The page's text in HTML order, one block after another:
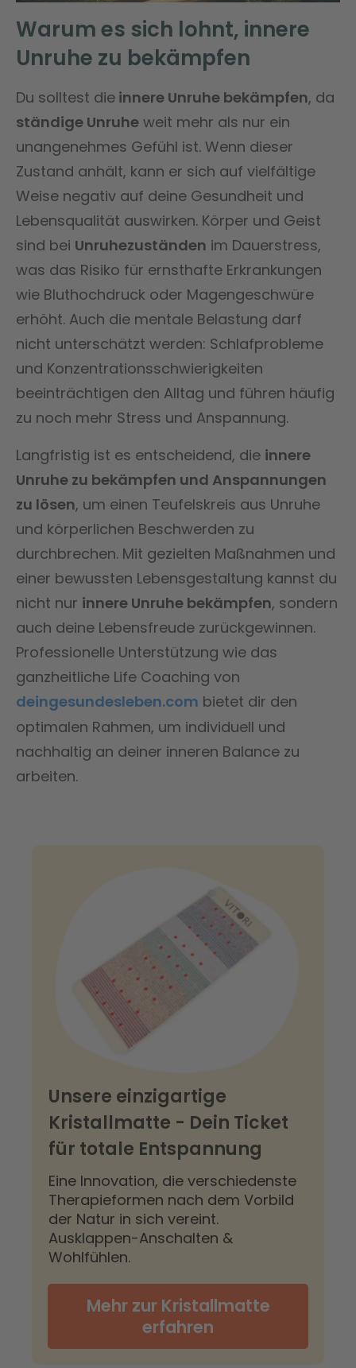
Warum es sich lohnt, innere
Unruhe zu bekämpfen
Du solltest die innere Unruhe bekämpfen, da
ständige Unruhe weit mehr als nur ein
unangenehmes Gefühl ist. Wenn dieser
Zustand anhält, kann er sich auf vielfältige
Weise negativ auf deine Gesundheit und
Lebensqualität auswirken. Körper und Geist
sind bei Unruhezuständen im Dauerstress,
was das Risiko für ernsthafte Erkrankungen
wie Bluthochdruck oder Magengeschwüre
erhöht. Auch die mentale Belastung darf
nicht unterschätzt werden: Schlafprobleme
und Konzentrationsschwierigkeiten
beeinträchtigen den Alltag und führen häufig
zu noch mehr Stress und Anspannung.
Langfristig ist es entscheidend, die innere
Unruhe zu bekämpfen und Anspannungen
zu lösen, um einen Teufelskreis aus Unruhe
und körperlichen Beschwerden zu
durchbrechen. Mit gezielten Maßnahmen und
einer bewussten Lebensgestaltung kannst du
nicht nur innere Unruhe bekämpfen, sondern
auch deine Lebensfreude zurückgewinnen.
Professionelle Unterstützung wie das
ganzheitliche Life Coaching von
deingesundesleben.com bietet dir den
optimalen Rahmen, um individuell und
nachhaltig an deiner inneren Balance zu
arbeiten.
Unsere einzigartige
Kristallmatte - Dein Ticket
für totale Entspannung
Eine Innovation, die verschiedenste
Therapieformen nach dem Vorbild
der Natur in sich vereint.
Ausklappen-Anschalten &
Wohlfühlen.
Mehr zur Kristallmatte
erfahren